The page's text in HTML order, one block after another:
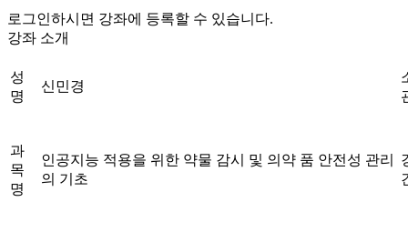
로그인하시면 강좌에 등록할 수 있습니다.
강좌 소개
성
명
신민경
과
목
명
인공지능 적용을 위한 약물 감시 및 의약 품 안전성 관리
의 기초